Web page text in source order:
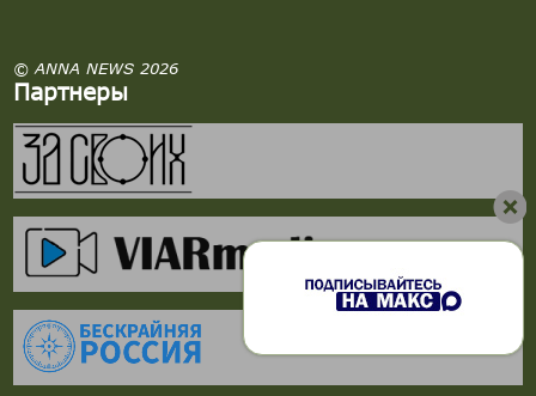
© ANNA NEWS 2026
Партнеры